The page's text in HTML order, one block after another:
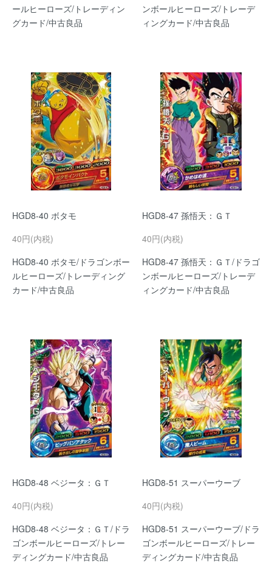
ールヒーローズ/トレーディン
グカード/中古良品
ンボールヒーローズ/トレーデ
ィングカード/中古良品
HGD8-40 ボタモ
40円(内税)
HGD8-40 ボタモ/ドラゴンボー
ルヒーローズ/トレーディング
カード/中古良品
HGD8-47 孫悟天：ＧＴ
40円(内税)
HGD8-47 孫悟天：ＧＴ/ドラゴ
ンボールヒーローズ/トレーデ
ィングカード/中古良品
HGD8-48 ベジータ：ＧＴ
40円(内税)
HGD8-48 ベジータ：ＧＴ/ドラ
ゴンボールヒーローズ/トレー
ディングカード/中古良品
HGD8-51 スーパーウーブ
40円(内税)
HGD8-51 スーパーウーブ/ドラ
ゴンボールヒーローズ/トレー
ディングカード/中古良品